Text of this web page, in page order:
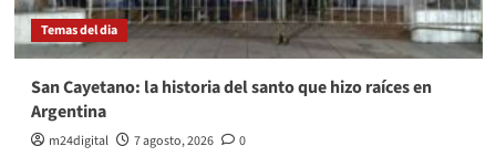
Temas del dia
San Cayetano: la historia del santo que hizo raíces en
Argentina
m24digital 7 agosto, 2026 0